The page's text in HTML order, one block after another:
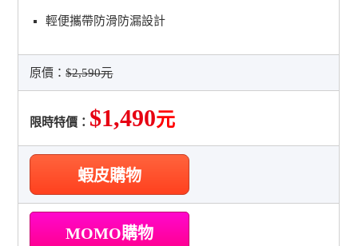
輕便攜帶防滑防漏設計
原價：$2,590元
限時特價： $1,490元
蝦皮購物
MOMO購物